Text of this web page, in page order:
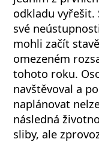
odkladu vyřešit.
své
mohli začít
omezeném
tohoto roku.
navštěvoval a
naplánovat
následná
sliby, ale